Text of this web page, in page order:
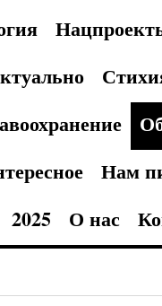
Нам
2025 О нас